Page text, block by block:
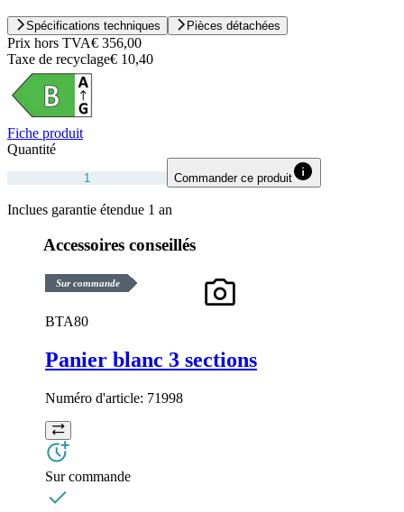
Spécifications techniques Pièces détachées
Prix hors TVA€ 356,00
Taxe de recyclage€ 10,40
Fiche produit
Quantité
Commander ce produit
Inclues garantie étendue 1 an
Accessoires conseillés
Sur commande
BTA80
Panier blanc 3 sections
Numéro d'article: 71998
Sur commande